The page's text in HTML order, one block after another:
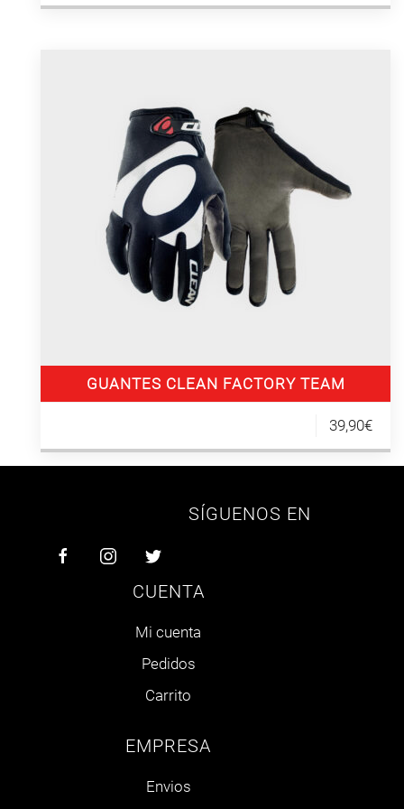
GUANTES CLEAN FACTORY TEAM
39,90€
SÍGUENOS EN
CUENTA
Mi cuenta
Pedidos
Carrito
EMPRESA
Envios